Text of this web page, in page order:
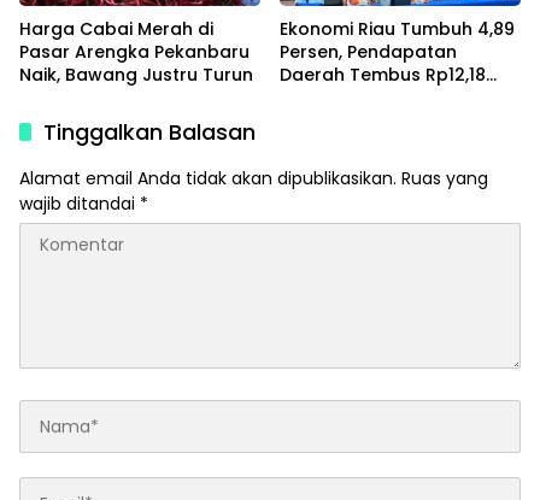
Harga Cabai Merah di
Pasar Arengka Pekanbaru
Naik, Bawang Justru Turun
Ekonomi Riau Tumbuh 4,89
Persen, Pendapatan
Daerah Tembus Rp12,18
Tinggalkan Balasan
Alamat email Anda tidak akan dipublikasikan. Ruas yang
wajib ditandai *